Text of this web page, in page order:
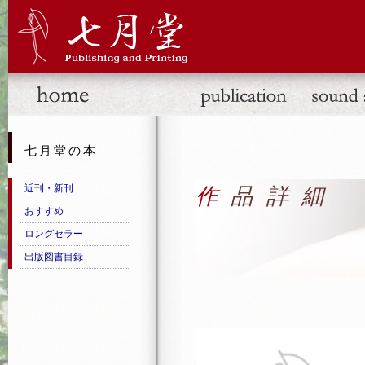
作品詳細
七月堂の本
近刊・新刊
おすすめ
ロングセラー
出版図書目録